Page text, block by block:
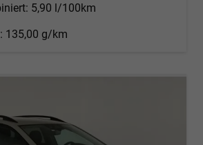
5,90 l/100km
135,00 g/km